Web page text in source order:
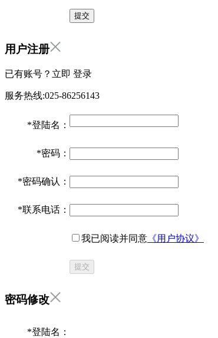
用户注册
已有账号？立即 登录
服务热线:025-86256143
*登陆名：
*密码：
*密码确认：
*联系电话：
我已阅读并同意 《用户协议》
提交
密码修改
*登陆名：